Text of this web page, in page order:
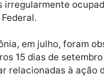
pelo tempo
a União seja
a serem